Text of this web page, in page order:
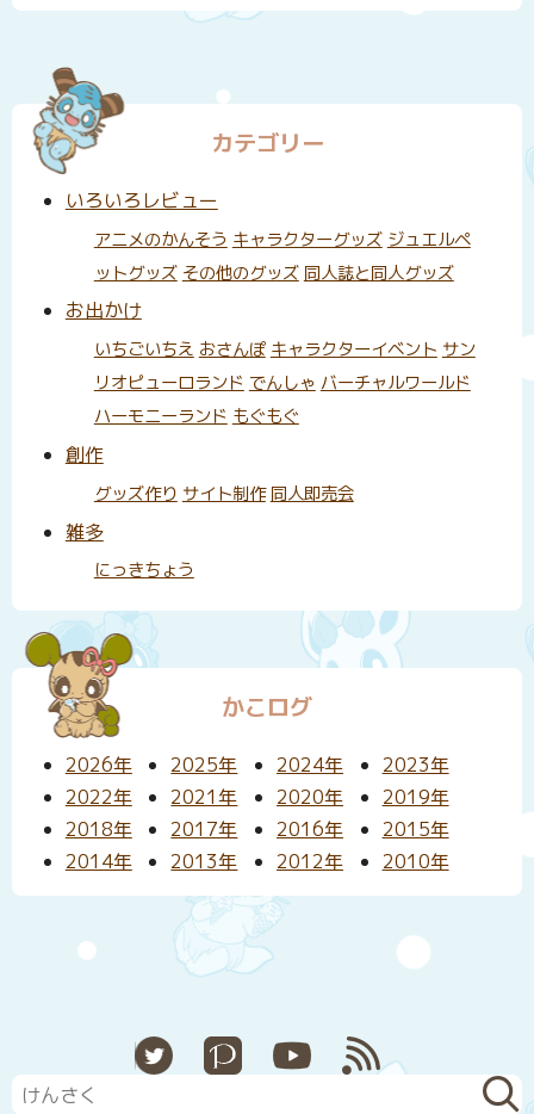
カテゴリー
いろいろレビュー
アニメのかんそう キャラクターグッズ ジュエルペ
ットグッズ その他のグッズ 同人誌と同人グッズ
お出かけ
いちごいちえ おさんぽ キャラクターイベント サン
リオピューロランド でんしゃ バーチャルワールド
ハーモニーランド もぐもぐ
創作
グッズ作り サイト制作 同人即売会
雑多
にっきちょう
かこログ
2026年 2025年 2024年
2023年
2022年
2021年 2020年
2019年
2018年
2017年 2016年
2015年
2014年
2013年 2012年 2010年
Pixiv YouTube